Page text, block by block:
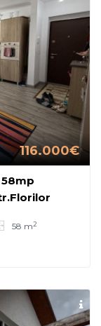
116.000€
58 m2